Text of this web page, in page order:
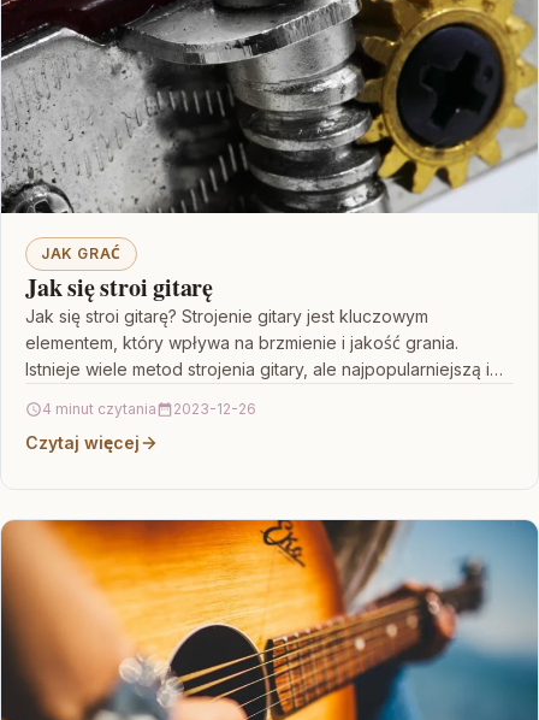
JAK GRAĆ
Jak się stroi gitarę
Jak się stroi gitarę? Strojenie gitary jest kluczowym
elementem, który wpływa na brzmienie i jakość grania.
Istnieje wiele metod strojenia gitary, ale najpopularniejszą i…
4 minut czytania 2023-12-26
Czytaj więcej